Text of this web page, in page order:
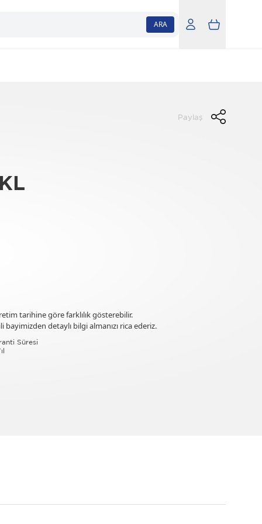
ARA
Paylaş
tarihine göre farklılık gösterebilir.
bayimizden detaylı bilgi almanızı rica ederiz.
Süresi